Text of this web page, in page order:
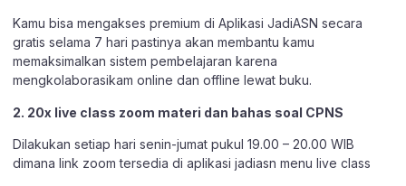
Kamu bisa mengakses premium di Aplikasi JadiASN secara
gratis selama 7 hari pastinya akan membantu kamu
memaksimalkan sistem pembelajaran karena
mengkolaborasikam online dan offline lewat buku.
2. 20x live class zoom materi dan bahas soal CPNS
Dilakukan setiap hari senin-jumat pukul 19.00 – 20.00 WIB
dimana link zoom tersedia di aplikasi jadiasn menu live class